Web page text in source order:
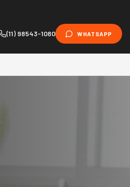
(11) 98543-1080 WHATSAPP